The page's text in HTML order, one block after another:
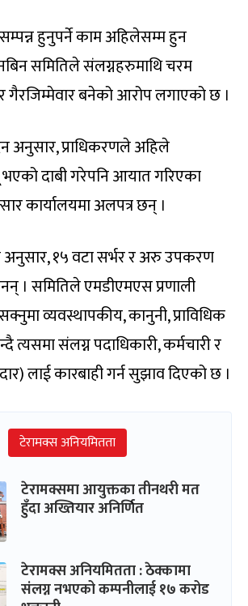
हुनुपर्ने काम अहिलेसम्म हुन
समितिले संलग्नहरुमाथि चरम
गैरजिम्मेवार बनेको आरोप लगाएको छ ।
अनुसार, प्राधिकरणले अहिले
दाबी गरेपनि आयात गरिएका
कार्यालयमा अलपत्र छन् ।
अनुसार, १५ वटा सर्भर र अरु उपकरण
। समितिले एमडीएमएस प्रणाली
व्यवस्थापकीय, कानुनी, प्राविधिक
त्यसमा संलग्न पदाधिकारी, कर्मचारी र
लाई कारबाही गर्न सुझाव दिएको छ ।
टेरामक्स अनियमितता
टेरामक्समा आयुक्तका तीनथरी मत
हुँदा अख्तियार अनिर्णित
टेरामक्स अनियमितता : ठेक्कामा
संलग्न नभएको कम्पनीलाई १७ करोड